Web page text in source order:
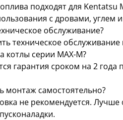
подходят для Kentatsu
с дровами, углем
обслуживание?
техническое
котлы серии MAX-M?
гарантия сроком на 2
монтаж самостоятельно?
не рекомендуется.